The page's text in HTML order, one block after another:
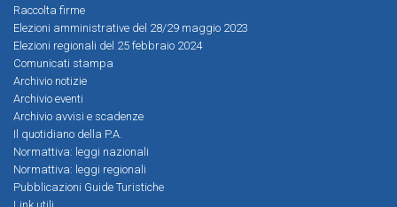
Raccolta firme
Elezioni amministrative del 28/29 maggio 2023
Elezioni regionali del 25 febbraio 2024
Comunicati stampa
Archivio notizie
Archivio eventi
Archivio avvisi e scadenze
Il quotidiano della P.A.
Normattiva: leggi nazionali
Normattiva: leggi regionali
Pubblicazioni Guide Turistiche